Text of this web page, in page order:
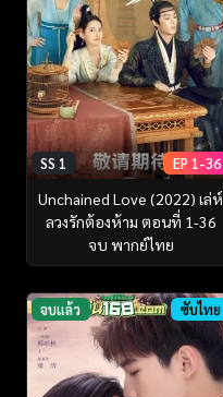
SS 1 EP 1-36
Unchained Love (2022) เล่ห์
ลวงรักต้องห้าม ตอนที่ 1-36
จบ พากย์ไทย
จบแล้ว ซับไทย